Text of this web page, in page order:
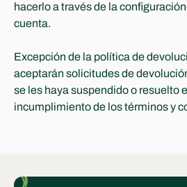
hacerlo a través de la
cuenta.
Excepción de la política de
aceptarán solicitudes de
se les haya suspendido o resuelto
incumplimiento de los términos y